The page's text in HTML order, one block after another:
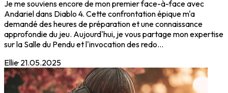
Je me souviens encore de mon premier face-à-face avec
Andariel dans Diablo 4. Cette confrontation épique m'a
demandé des heures de préparation et une connaissance
approfondie du jeu. Aujourd'hui, je vous partage mon expertise
sur la Salle du Pendu et l'invocation des redo...
Ellie· 21.05.2025